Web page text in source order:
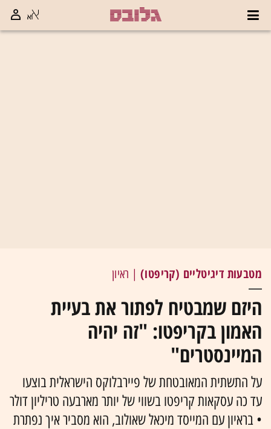
מטבעות דיגיטליים (קריפטו) | ראיון
היזם שמבטיח לפתור את בעיית
האמון בקריפטו: "זה יהיה
המיינסטרים"
על התשתית המאובטחת של פיירבלוקס הישראלית בוצעו
עד כה עסקאות קריפטו בשווי של יותר מארבעה טריליון דולר
• בראיון עם המייסד מיכאל שאולוב, הוא מסביר איך נפתרת